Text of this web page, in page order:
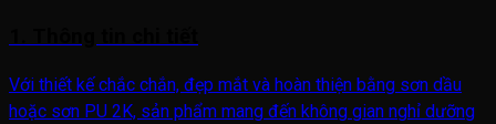
Với thiết kế chắc chắn, đẹp mắt và hoàn thiện bằng sơn dầu
hoặc sơn PU 2K, sản phẩm mang đến không gian nghỉ dưỡng